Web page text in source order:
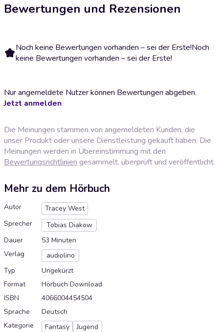
Bewertungen und Rezensionen
Noch keine Bewertungen vorhanden – sei der Erste!Noch
keine Bewertungen vorhanden – sei der Erste!
Nur angemeldete Nutzer können Bewertungen abgeben.
Jetzt anmelden
Die Meinungen stammen von angemeldeten Kunden, die
unser Produkt oder unsere Dienstleistung gekauft haben. Die
Meinungen werden in Übereinstimmung mit den
Bewertungsrichtlinien gesammelt, überprüft und veröffentlicht.
Mehr zu dem Hörbuch
Autor
Tracey West
Sprecher
Tobias Diakow
Dauer
53 Minuten
Verlag
audiolino
Typ
Ungekürzt
Format
Hörbuch Download
ISBN
4066004454504
Sprache
Deutsch
Kategorie
Fantasy Jugend